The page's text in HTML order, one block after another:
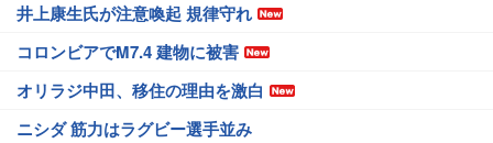
井上康生氏が注意喚起 規律守れ
コロンビアでM7.4 建物に被害
オリラジ中田、移住の理由を激白
ニシダ 筋力はラグビー選手並み